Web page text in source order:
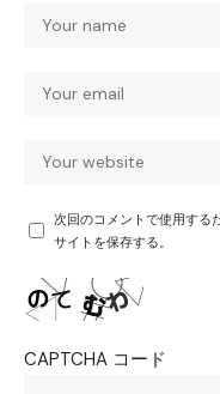
次回のコメントで使用する
サイトを保存する。
CAPTCHA コード